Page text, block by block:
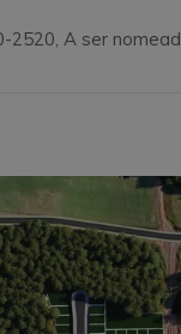
2520, A ser